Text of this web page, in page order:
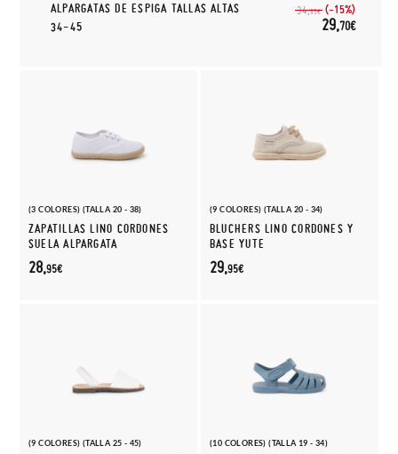
ALPARGATAS DE ESPIGA TALLAS ALTAS
34-45
34,95€ (-15%)
29,70€
(3 COLORES) (TALLA 20 - 38)
ZAPATILLAS LINO CORDONES
SUELA ALPARGATA
28,95€
(9 COLORES) (TALLA 20 - 34)
BLUCHERS LINO CORDONES Y
BASE YUTE
29,95€
(9 COLORES) (TALLA 25 - 45) (10 COLORES) (TALLA 19 - 34)